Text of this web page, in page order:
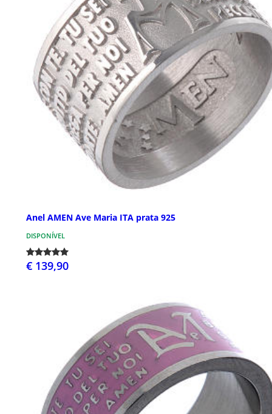
Anel AMEN Ave Maria ITA prata 925
DISPONÍVEL
€ 139,90